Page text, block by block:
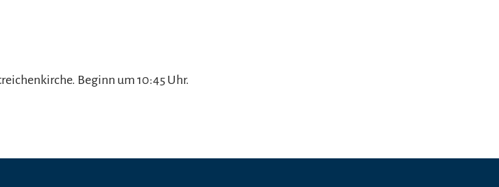
Beginn um 10:45 Uhr.